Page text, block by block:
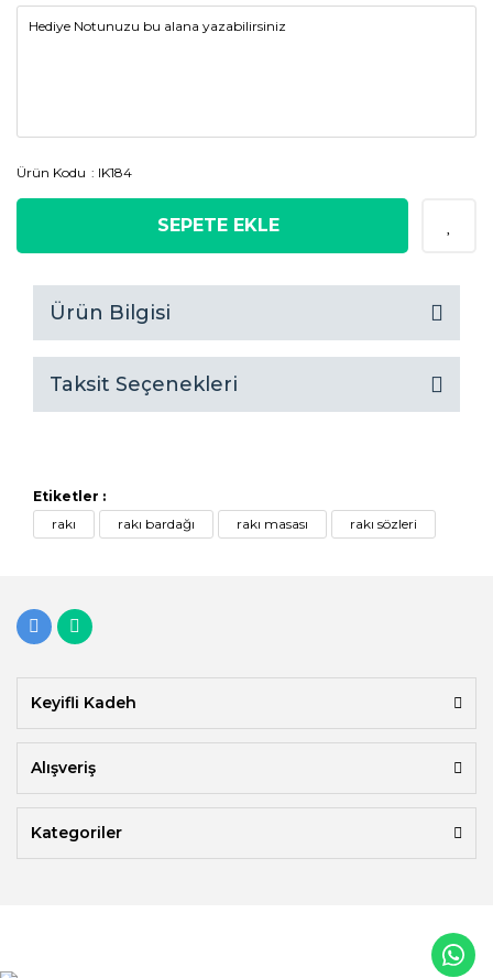
Ürün Kodu IK184
SEPETE EKLE
Ürün Bilgisi
Taksit Seçenekleri
Etiketler :
rakı
rakı bardağı rakı masası rakı sözleri
Keyifli Kadeh
Alışveriş
Kategoriler